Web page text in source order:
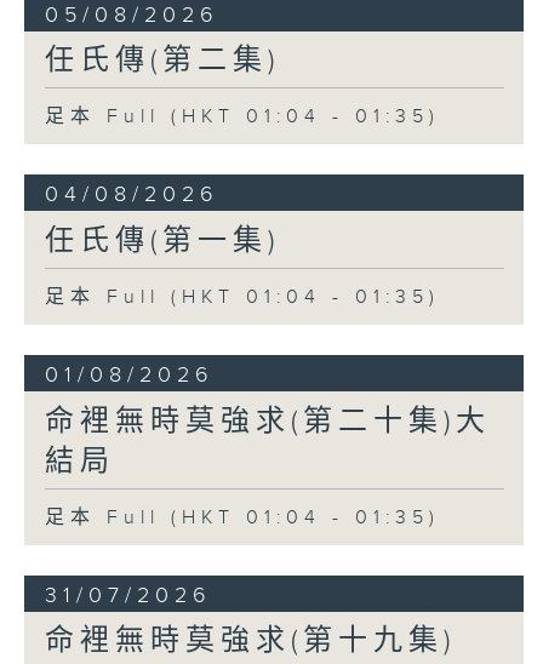
05/08/2026
任氏傳(第二集)
足本 Full (HKT 01:04 - 01:35)
04/08/2026
任氏傳(第一集)
足本 Full (HKT 01:04 - 01:35)
01/08/2026
命裡無時莫強求(第二十集)大
結局
足本 Full (HKT 01:04 - 01:35)
31/07/2026
命裡無時莫強求(第十九集)